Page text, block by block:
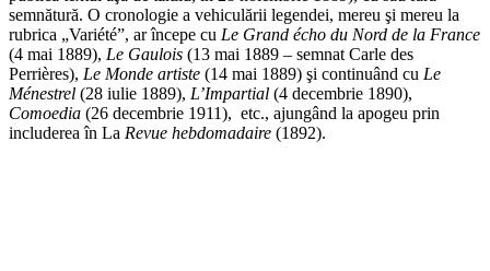
semnătură. O cronologie a vehiculării legendei, mereu şi mereu la
rubrica „Variété”, ar începe cu Le Grand écho du Nord de la France
(4 mai 1889), Le Gaulois (13 mai 1889 – semnat Carle des
Perrières), Le Monde artiste (14 mai 1889) şi continuând cu Le
Ménestrel (28 iulie 1889), L’Impartial (4 decembrie 1890),
Comoedia (26 decembrie 1911), etc., ajungând la apogeu prin
includerea în La Revue hebdomadaire (1892).